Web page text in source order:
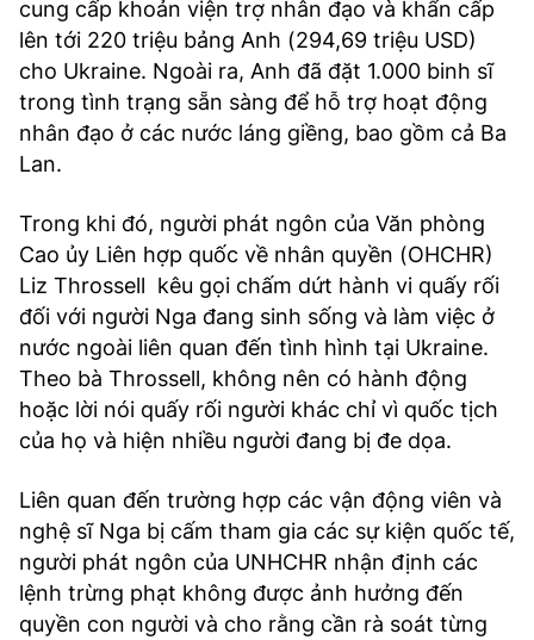
cung cấp khoản viện trợ nhân đạo và khẩn cấp
lên tới 220 triệu bảng Anh (294,69 triệu USD)
cho Ukraine. Ngoài ra, Anh đã đặt 1.000 binh sĩ
trong tình trạng sẵn sàng để hỗ trợ hoạt động
nhân đạo ở các nước láng giềng, bao gồm cả Ba
Lan.
Trong khi đó, người phát ngôn của Văn phòng
Cao ủy Liên hợp quốc về nhân quyền (OHCHR)
Liz Throssell kêu gọi chấm dứt hành vi quấy rối
đối với người Nga đang sinh sống và làm việc ở
nước ngoài liên quan đến tình hình tại Ukraine.
Theo bà Throssell, không nên có hành động
hoặc lời nói quấy rối người khác chỉ vì quốc tịch
của họ và hiện nhiều người đang bị đe dọa.
Liên quan đến trường hợp các vận động viên và
nghệ sĩ Nga bị cấm tham gia các sự kiện quốc tế,
người phát ngôn của UNHCHR nhận định các
lệnh trừng phạt không được ảnh hưởng đến
quyền con người và cho rằng cần rà soát từng